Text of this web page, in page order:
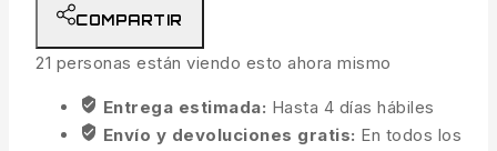
COMPARTIR
21 personas están viendo esto ahora mismo
Entrega estimada: Hasta 4 días hábiles
Envío y devoluciones gratis: En todos los